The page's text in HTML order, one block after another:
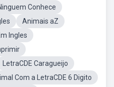
Conhece
Animais aZ
Ingles
LetraCDE Caragueijo
Com a LetraCDE 6 Digito